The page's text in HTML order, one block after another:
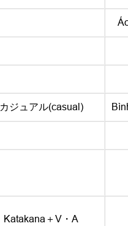
カジュアル(casual)
Katakana＋V・A